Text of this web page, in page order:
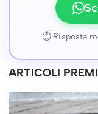
⏱ Risposta
ARTICOLI